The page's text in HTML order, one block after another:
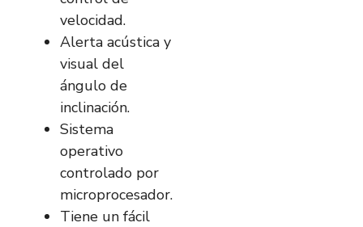
velocidad.
Alerta acústica y
visual del
ángulo de
inclinación.
Sistema
operativo
controlado por
microprocesador.
Tiene un fácil